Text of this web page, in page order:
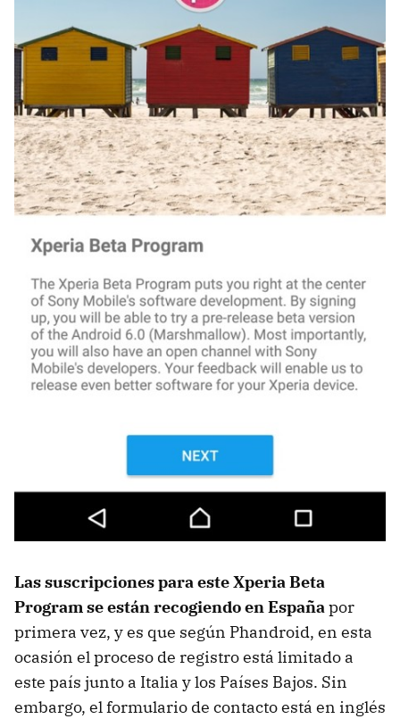
Las suscripciones para este Xperia Beta
Program se están recogiendo en Españapor
primera vez, y es que según Phandroid, en esta
ocasión el proceso de registro está limitado a
este país junto a Italia y los Países Bajos. Sin
embargo, el formulario de contacto está en inglés